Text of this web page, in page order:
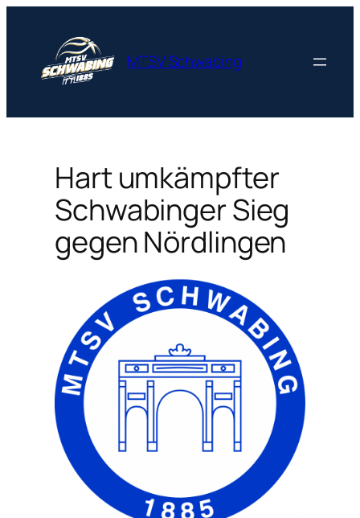
springen
MTSV Schwabing
Hart umkämpfter
Schwabinger Sieg
gegen Nördlingen